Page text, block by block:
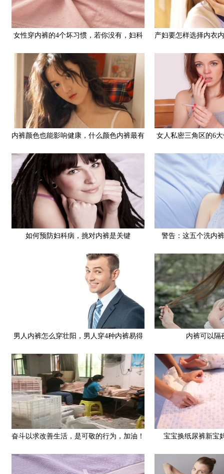
女性穿内裤的4个坏习惯，若你没有，妇科
产妇要怎样选择内衣
内裤颜色也能影响健康，什么颜色内裤最有
女人私密三角区的6
如何预防妇科病，挑对内裤是关键 警告：这五个洗内
男人内裤怎么穿壮阳，男人穿4种内裤易得
内裤可以隔
奋斗以求改善生活，是可敬的行为，加油！ 宝宝换纸尿裤新宝